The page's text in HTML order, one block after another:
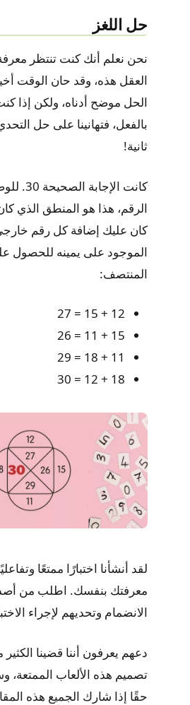
حل اللغز
نحن نعلم أنك كنت تنتظر
العقل هذه، وقد حان الوقت
الحل موضح أدناه، ولكن إذا
ثانية!
كانت
الرقم، هذا هو المنطق الذي
كان عليك إضافة كل رقم
الموجود على يمينه للحصول
المنتصف:
12 + 15 = 27
15 + 11 = 26
11 + 18 = 29
18 + 12 = 30
لقد أنشأنا اختبارًا ممتعًا
معرفتك بنفسك. اطلب من
الانضمام وتحديهم لإجراء
دعهم يعرفون أننا قضينا
تصميم هذه الألعاب الممتعة،
حقًا إذا شارك الجميع هذه